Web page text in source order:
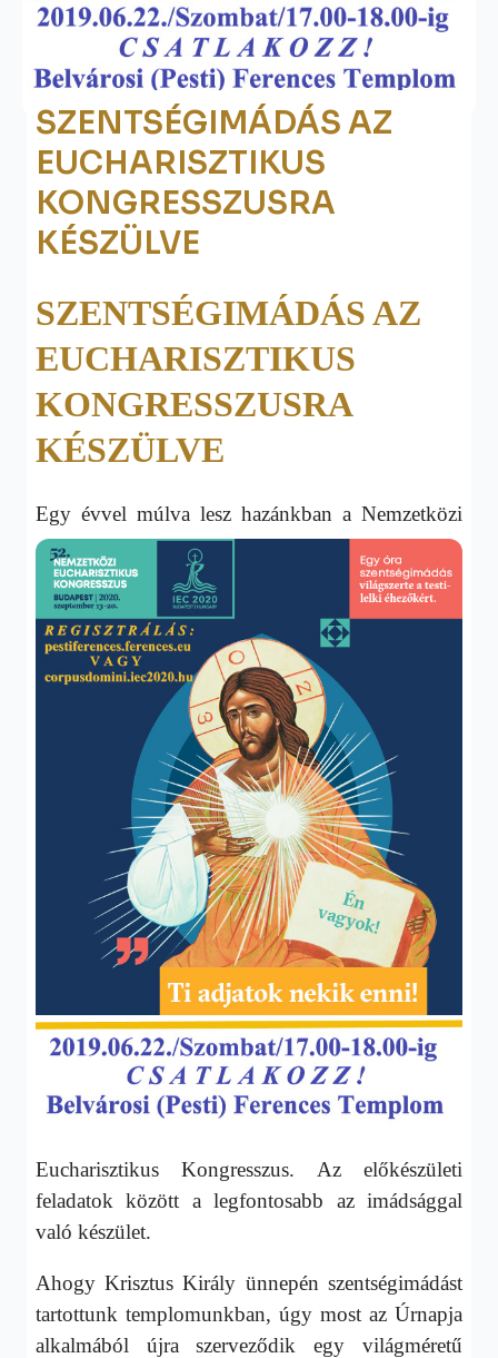
SZENTSÉGIMÁDÁS AZ
EUCHARISZTIKUS
KONGRESSZUSRA
KÉSZÜLVE
SZENTSÉGIMÁDÁS AZ
EUCHARISZTIKUS
KONGRESSZUSRA
KÉSZÜLVE
Egy évvel múlva lesz hazánkban a Nemzetközi
Eucharisztikus Kongresszus. Az előkészületi
feladatok között a legfontosabb az imádsággal
való készület.
Ahogy Krisztus Király ünnepén szentségimádást
tartottunk templomunkban, úgy most az Úrnapja
alkalmából újra szerveződik egy világméretű